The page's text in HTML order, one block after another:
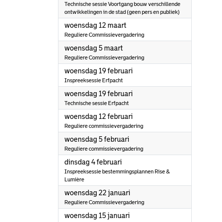
Technische sessie Voortgang bouw verschillende
ontwikkelingen in de stad (geen pers en publiek)
woensdag 12 maart2025
Reguliere Commissievergadering
woensdag 5 maart2025
Reguliere Commissievergadering
woensdag 19 februari
Inspreeksessie Erfpacht
woensdag 19 februari
Technische sessie Erfpacht
woensdag 12 februari
Reguliere commissievergadering
woensdag 5 februari
Reguliere commissievergadering
dinsdag 4 februari
Inspreeksessie bestemmingsplannen Rise &
Lumière
woensdag 22 januari
Reguliere Commissievergadering
woensdag 15 januari